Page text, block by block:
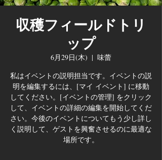
収穫フィールドトリ
ップ
6月29日(木)
  |
味蕾
私はイベントの説明担当です。イベントの説
明を編集するには、[マイ イベント] に移動
してください。[イベントの管理] をクリック
して、イベントの詳細の編集を開始してくだ
さい。今後のイベントについてもう少し詳し
く説明して、ゲストを興奮させるのに最適な
場所です。